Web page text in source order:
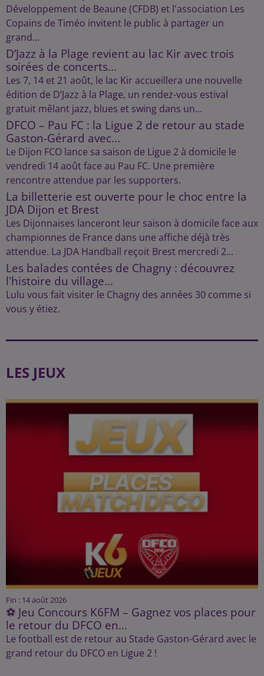
Développement de Beaune (CFDB) et l'association Les
Copains de Timéo invitent le public à partager un
grand...
D’Jazz à la Plage revient au lac Kir avec trois
soirées de concerts...
Les 7, 14 et 21 août, le lac Kir accueillera une nouvelle
édition de D’Jazz à la Plage, un rendez-vous estival
gratuit mêlant jazz, blues et swing dans un...
DFCO – Pau FC : la Ligue 2 de retour au stade
Gaston-Gérard avec...
Le Dijon FCO lance sa saison de Ligue 2 à domicile le
vendredi 14 août face au Pau FC. Une première
rencontre attendue par les supporters.
La billetterie est ouverte pour le choc entre la
JDA Dijon et Brest
Les Dijonnaises lanceront leur saison à domicile face aux
championnes de France dans une affiche déjà très
attendue. La JDA Handball reçoit Brest mercredi 2...
Les balades contées de Chagny : découvrez
l'histoire du village...
Lulu vous fait visiter le Chagny des années 30 comme si
vous y étiez.
LES JEUX
Fin : 14 août 2026
⚽ Jeu Concours K6FM – Gagnez vos places pour
le retour du DFCO en...
Le football est de retour au Stade Gaston-Gérard avec le
grand retour du DFCO en Ligue 2 !